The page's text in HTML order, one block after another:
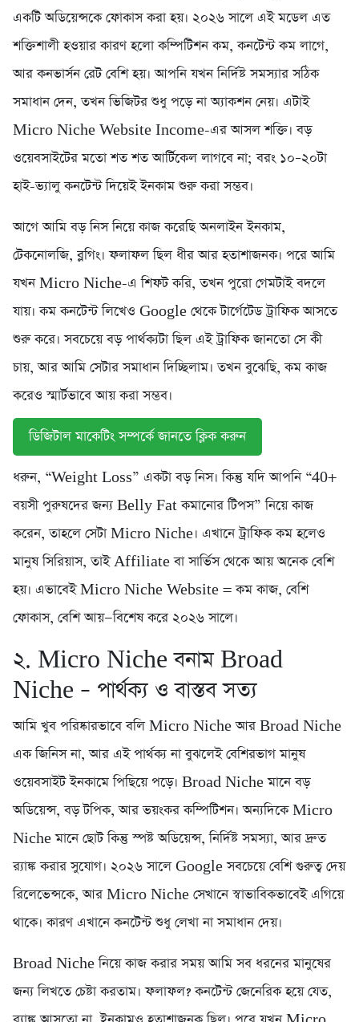
একটি অডিয়েন্সকে ফোকাস করা হয়। ২০২৬ সালে এই মডেল এত
শক্তিশালী হওয়ার কারণ হলো কম্পিটিশন কম, কনটেন্ট কম লাগে,
আর কনভার্সন রেট বেশি হয়। আপনি যখন নির্দিষ্ট সমস্যার সঠিক
সমাধান দেন, তখন ভিজিটর শুধু পড়ে না অ্যাকশন নেয়। এটাই
Micro Niche Website Income-এর আসল শক্তি। বড়
ওয়েবসাইটের মতো শত শত আর্টিকেল লাগবে না; বরং ১০–২০টা
হাই-ভ্যালু কনটেন্ট দিয়েই ইনকাম শুরু করা সম্ভব।
আগে আমি বড় নিস নিয়ে কাজ করেছি অনলাইন ইনকাম,
টেকনোলজি, ব্লগিং। ফলাফল ছিল ধীর আর হতাশাজনক। পরে আমি
যখন Micro Niche-এ শিফট করি, তখন পুরো গেমটাই বদলে
যায়। কম কনটেন্ট লিখেও Google থেকে টার্গেটেড ট্রাফিক আসতে
শুরু করে। সবচেয়ে বড় পার্থক্যটা ছিল এই ট্রাফিক জানতো সে কী
চায়, আর আমি সেটার সমাধান দিচ্ছিলাম। তখন বুঝেছি, কম কাজ
করেও স্মার্টভাবে আয় করা সম্ভব।
ডিজিটাল মাকেটিং সম্পর্কে জানতে ক্লিক করুন
ধরুন, “Weight Loss” একটা বড় নিস। কিন্তু যদি আপনি “40+
বয়সী পুরুষদের জন্য Belly Fat কমানোর টিপস” নিয়ে কাজ
করেন, তাহলে সেটা Micro Niche। এখানে ট্রাফিক কম হলেও
মানুষ সিরিয়াস, তাই Affiliate বা সার্ভিস থেকে আয় অনেক বেশি
হয়। এভাবেই Micro Niche Website = কম কাজ, বেশি
ফোকাস, বেশি আয়—বিশেষ করে ২০২৬ সালে।
২. Micro Niche বনাম Broad
Niche – পার্থক্য ও বাস্তব সত্য
আমি খুব পরিষ্কারভাবে বলি Micro Niche আর Broad Niche
এক জিনিস না, আর এই পার্থক্য না বুঝলেই বেশিরভাগ মানুষ
ওয়েবসাইট ইনকামে পিছিয়ে পড়ে। Broad Niche মানে বড়
অডিয়েন্স, বড় টপিক, আর ভয়ংকর কম্পিটিশন। অন্যদিকে Micro
Niche মানে ছোট কিন্তু স্পষ্ট অডিয়েন্স, নির্দিষ্ট সমস্যা, আর দ্রুত
র‍্যাঙ্ক করার সুযোগ। ২০২৬ সালে Google সবচেয়ে বেশি গুরুত্ব দেয়
রিলেভেন্সকে, আর Micro Niche সেখানে স্বাভাবিকভাবেই এগিয়ে
থাকে। কারণ এখানে কনটেন্ট শুধু লেখা না সমাধান দেয়।
Broad Niche নিয়ে কাজ করার সময় আমি সব ধরনের মানুষের
জন্য লিখতে চেষ্টা করতাম। ফলাফল? কনটেন্ট জেনেরিক হয়ে যেত,